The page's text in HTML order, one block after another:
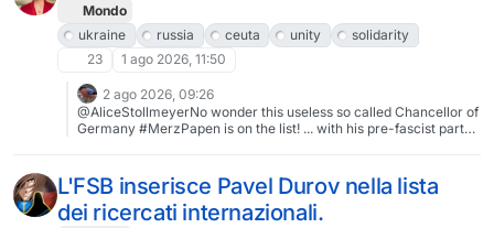
Mondo
ukraine
russia ceuta unity
solidarity
23
1 ago 2026, 11:50
2 ago 2026, 09:26
@AliceStollmeyerNo wonder this useless so called Chancellor of
Germany #MerzPapen is on the list! ... with his pre-fascist party!
L'FSB inserisce Pavel Durov nella lista
dei ricercati internazionali.